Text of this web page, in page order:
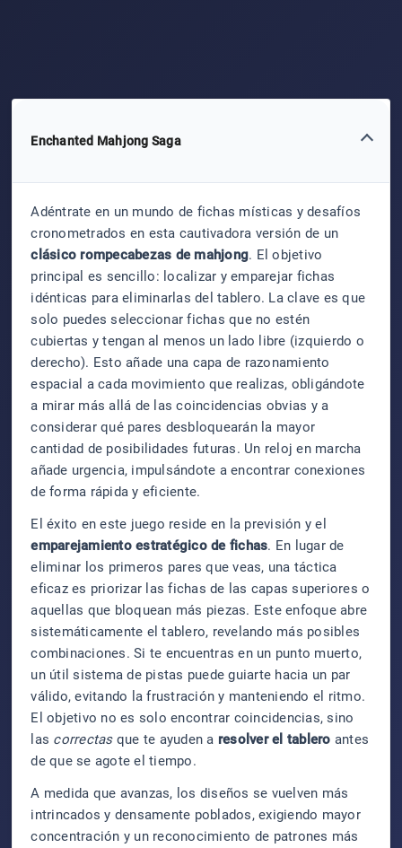
Enchanted Mahjong Saga
Adéntrate en un mundo de fichas místicas y desafíos
cronometrados en esta cautivadora versión de un
clásico rompecabezas de mahjong. El objetivo
principal es sencillo: localizar y emparejar fichas
idénticas para eliminarlas del tablero. La clave es que
solo puedes seleccionar fichas que no estén
cubiertas y tengan al menos un lado libre (izquierdo o
derecho). Esto añade una capa de razonamiento
espacial a cada movimiento que realizas, obligándote
a mirar más allá de las coincidencias obvias y a
considerar qué pares desbloquearán la mayor
cantidad de posibilidades futuras. Un reloj en marcha
añade urgencia, impulsándote a encontrar conexiones
de forma rápida y eficiente.
El éxito en este juego reside en la previsión y el
emparejamiento estratégico de fichas. En lugar de
eliminar los primeros pares que veas, una táctica
eficaz es priorizar las fichas de las capas superiores o
aquellas que bloquean más piezas. Este enfoque abre
sistemáticamente el tablero, revelando más posibles
combinaciones. Si te encuentras en un punto muerto,
un útil sistema de pistas puede guiarte hacia un par
válido, evitando la frustración y manteniendo el ritmo.
El objetivo no es solo encontrar coincidencias, sino
las correctasque te ayuden a resolver el tablero antes
de que se agote el tiempo.
A medida que avanzas, los diseños se vuelven más
intrincados y densamente poblados, exigiendo mayor
concentración y un reconocimiento de patrones más